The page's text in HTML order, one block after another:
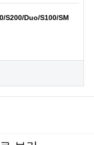
S200/Duo/S100/SM